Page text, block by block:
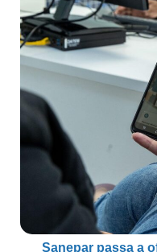
Sanepar passa a